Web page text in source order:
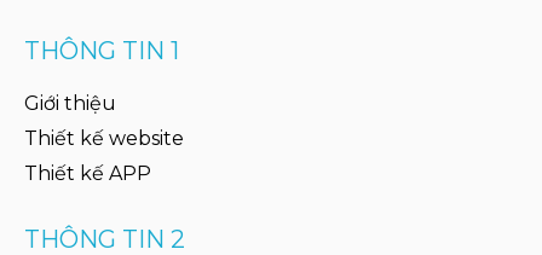
THÔNG TIN 1
Giới thiệu
Thiết kế website
Thiết kế APP
THÔNG TIN 2